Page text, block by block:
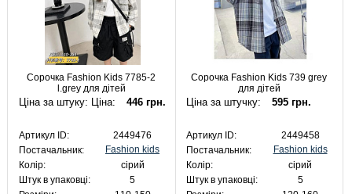
Сорочка Fashion Kids 7785-2
l.grey для дітей
Ціна за штуку: Ціна: 446 грн.
Артикул ID:
2449476
Постачальник:
Fashion kids
Колір:
сірий
Штук в упаковці:
5
Сорочка Fashion Kids 739 grey
для дітей
Ціна за штучку: 595 грн.
Артикул ID:
2449458
Постачальник:
Fashion kids
Колір:
сірий
Штук в упаковці:
5